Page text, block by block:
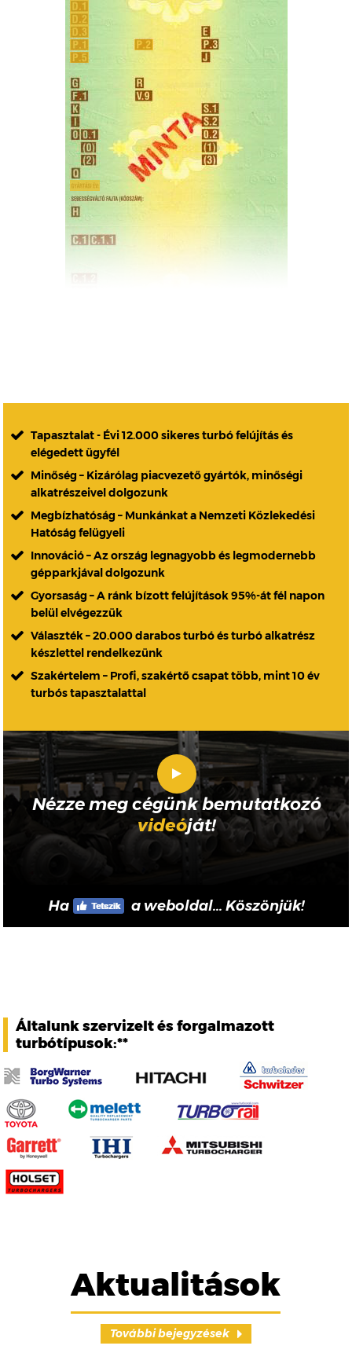
Tapasztalat - Évi 12.000 sikeres turbó felújítás és
elégedett ügyfél
Minőség – Kizárólag piacvezető gyártók, minőségi
alkatrészeivel dolgozunk
Megbízhatóság – Munkánkat a Nemzeti Közlekedési
Hatóság felügyeli
Innováció – Az ország legnagyobb és legmodernebb
gépparkjával dolgozunk
Gyorsaság – A ránk bízott felújítások 95%-át fél napon
belül elvégezzük
Választék – 20.000 darabos turbó és turbó alkatrész
készlettel rendelkezünk
Szakértelem – Profi, szakértő csapat több, mint 10 év
turbós tapasztalattal
Nézze meg cégünk bemutatkozó
videóját!
Ha a weboldal... Köszönjük!
Általunk szervizelt és forgalmazott
turbótípusok:**
Aktualitások
További bejegyzések